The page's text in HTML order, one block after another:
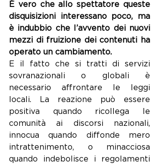
È vero che allo spettatore queste
disquisizioni interessano poco, ma
è indubbio che l’avvento dei nuovi
mezzi di fruizione dei contenuti ha
operato un cambiamento.
E il fatto che si tratti di servizi
sovranazionali o globali è
necessario affrontare le leggi
locali. La reazione può essere
positiva quando ricollega le
comunità ai discorsi nazionali,
innocua quando diffonde mero
intrattenimento, o minacciosa
quando indebolisce i regolamenti